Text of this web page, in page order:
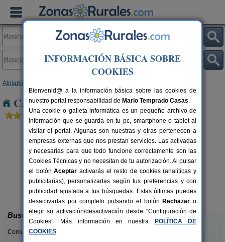
Alojamientos
Casas Rurales cerca de Cevico Navero
10+1 pers.
desde30 €
Casa Calderón
Brañosera (Palencia)
Buscar
Comunidades:
INFORMACIÓN BÁSICA SOBRE
COOKIES
Bienvenid@ a la información básica sobre las cookies de
nuestro portal responsabilidad de Mario Temprado Casas.
Una cookie o galleta informática es un pequeño archivo de
información que se guarda en tu pc, smartphone o tablet al
visitar el portal. Algunas son nuestras y otras pertenecen a
empresas externas que nos prestan servicios. Las activadas
y necesarias para que todo funcione correctamente son las
Cookies Técnicas y no necesitan de tu autorización. Al pulsar
el botónAceptar activarás el resto de cookies (analíticas y
publicitarias), personalizadas según tus preferencias y con
publicidad ajustada a tus búsquedas. Estas últimas puedes
desactivarlas por completo pulsando el botón Rechazar o
elegir su activación/desactivación desde “Configuración de
Cookies”. Más información en nuestra
POLÍTICA DE
COOKIES.